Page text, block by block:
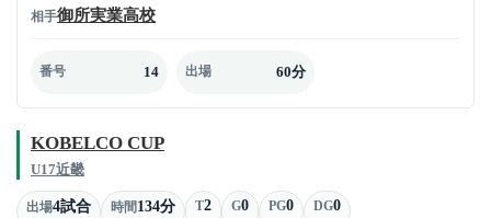
相手御所実業高校
番号 14 出場 60分
KOBELCO CUP
U17近畿
出場4試合 時間134分 T2 G0 PG0 DG0